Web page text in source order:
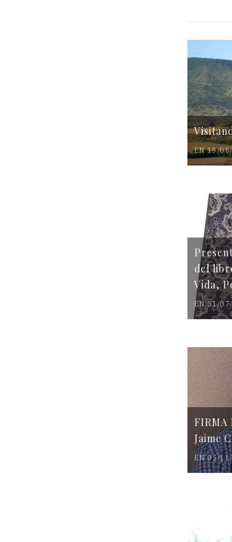
EN 19/
del
Vida,
EN 31/07/
FIRMA
Jaime
EN 05/